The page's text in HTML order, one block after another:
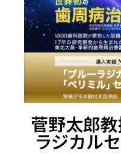
菅野太郎
ラジカル